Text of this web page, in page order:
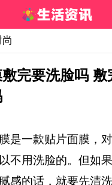
完要洗脸吗
是一款贴片面膜，
不用洗脸的。但如
感的话，就要先清